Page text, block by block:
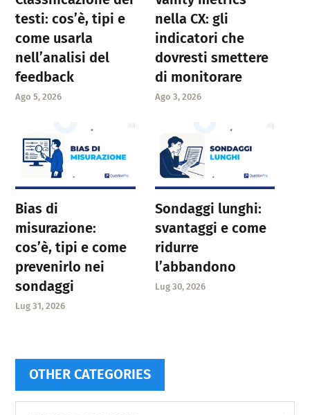
testi: cos’è, tipi e
come usarla
nell’analisi del
feedback
Ago 5, 2026
nella CX: gli
indicatori che
dovresti smettere
di monitorare
Ago 3, 2026
Bias di
misurazione:
cos’è, tipi e come
prevenirlo nei
sondaggi
Lug 31, 2026
Sondaggi lunghi:
svantaggi e come
ridurre
l’abbandono
Lug 30, 2026
OTHER CATEGORIES